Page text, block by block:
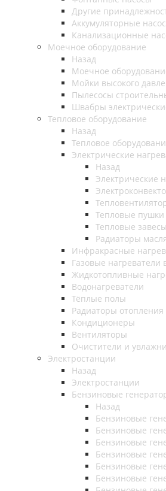
Другие
Аккумуляторные
Канализационные
Моечное оборудование
Назад
Моечное
Мойки высокого
Пылесосы
Швабры
Тепловое оборудование
Назад
Тепловое
Электрические
Назад
Электрические
Тепловые пушки
Тепловые завесы
Радиаторы
Инфракрасные
Газовые нагреватели
Жидкотопливные
Водонагреватели
Тёплые полы
Радиаторы отопления
Кондиционеры
Вентиляторы
Очистители и
Электростанции
Назад
Электростанции
Бензиновые
Назад
Бензиновые
Бензиновые
Бензиновые
Бензиновые
Бензиновые
Бензиновые